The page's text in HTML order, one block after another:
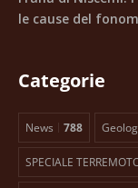
le cause del
Categorie
News 788
SPECIALE